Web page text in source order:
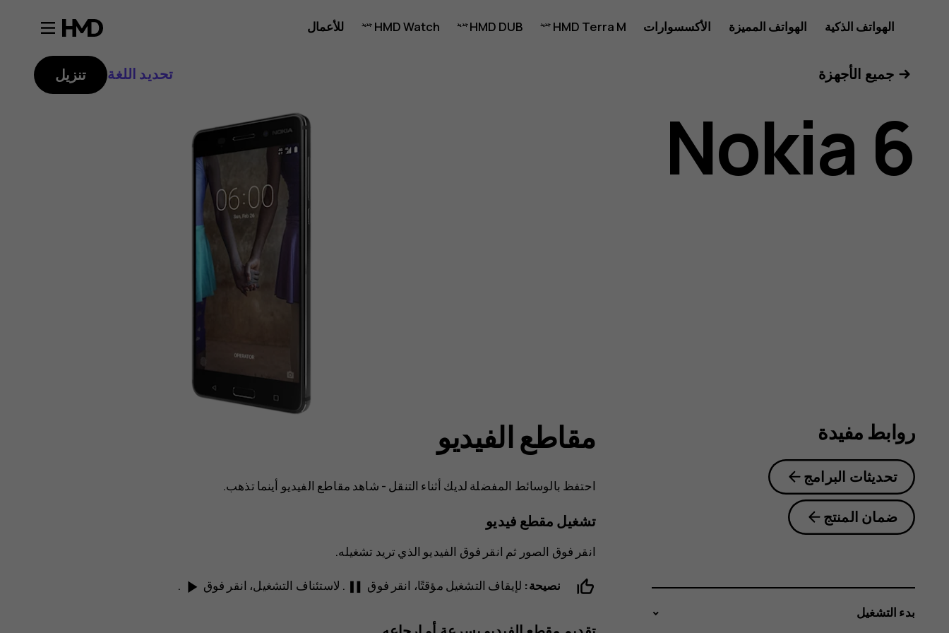
دليل
مستخدم
Nokia
الهواتف الذكية الهواتف المميزة الأكسسوارات HMD Terra M
HMD DUB
HMD Watch
للأعمال
جميع الأجهزة تحديد اللغة تنزيل
Nokia 6
مقاطع الفيديو
احتفظ بالوسائط المفضلة لديك أثناء التنقل - شاهد مقاطع الفيديو أينما تذهب.
تشغيل مقطع فيديو
انقر فوق الصور ثم انقر فوق الفيديو الذي تريد تشغيله.
نصيحة: لإيقاف التشغيل مؤقتًا، انقر فوق pause . لاستئناف التشغيل، انقر فوق play_arrow
.
روابط مفيدة
تحديثات البرامج
ضمان المنتج
بدء التشغيل